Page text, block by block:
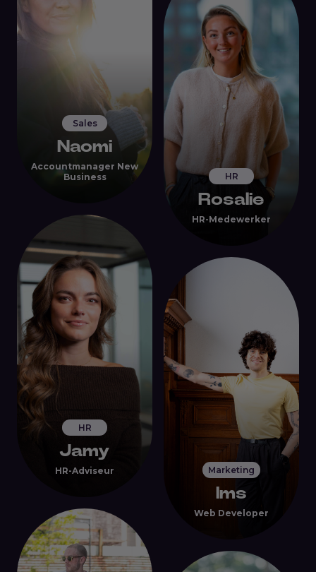
Sales
Naomi
Accountmanager New
Business
HR
Rosalie
HR-Medewerker
HR
Jamy
HR-Adviseur Marketing
Ims
Web Developer